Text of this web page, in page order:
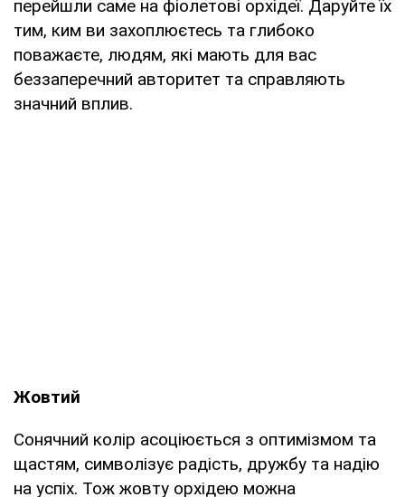
перейшли саме на фіолетові орхідеї. Даруйте їх
тим, ким ви захоплюєтесь та глибоко
поважаєте, людям, які мають для вас
беззаперечний авторитет та справляють
значний вплив.
Жовтий
Сонячний колір асоціюється з оптимізмом та
щастям, символізує радість, дружбу та надію
на успіх. Тож жовту орхідею можна